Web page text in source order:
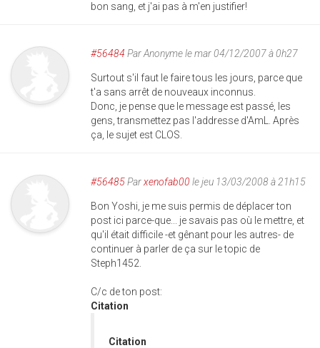
bon sang, et j'ai pas à m'en justifier!
#56484 ParAnonymele mar 04/12/2007 à 0h27
Surtout s'il faut le faire tous les jours, parce que
t'a sans arrêt de nouveaux inconnus.
Donc, je pense que le message est passé, les
gens, transmettez pas l'addresse d'AmL. Après
ça, le sujet est CLOS.
#56485Parxenofab00 le jeu 13/03/2008 à 21h15
Bon Yoshi, je me suis permis de déplacer ton
post ici parce-que... je savais pas où le mettre, et
qu'il était difficile -et gênant pour les autres- de
continuer à parler de ça sur le topic de
Steph1452.
C/c de ton post:
Citation
Citation